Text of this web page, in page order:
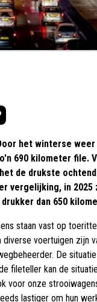
het winterse
690 kilometer file.
de drukste
vergelijking, in 2025
dan 650
staan vast op
diverse voertuigen zijn
De
fileteller kan de
voor onze
lastiger om hun